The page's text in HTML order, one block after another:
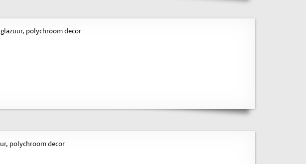
polychroom decor
polychroom decor